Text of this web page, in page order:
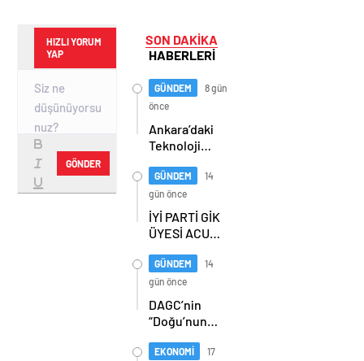
HIZLI YORUM
YAP
GÖNDER
SON DAKİKA
HABERLERİ
GÜNDEM
8 gün
önce
Ankara’daki
Teknoloji
Teknopark
Nasıl
Büyüyor?
Burcu Alkan
Bilir Yeni
Hedefleri
Anlattı
GÜNDEM
14
gün önce
İYİ PARTİ GİK
ÜYESİ ACUR,
PARTİLİLERLE
BULUŞTU
GÜNDEM
14
gün önce
DAGC’nin
“Doğu’nun
Oscarları”
EKONOMİ
17